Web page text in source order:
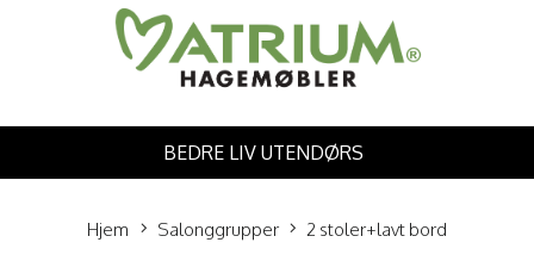
BEDRE LIV UTENDØRS
Hjem Salonggrupper 2 stoler+lavt bord